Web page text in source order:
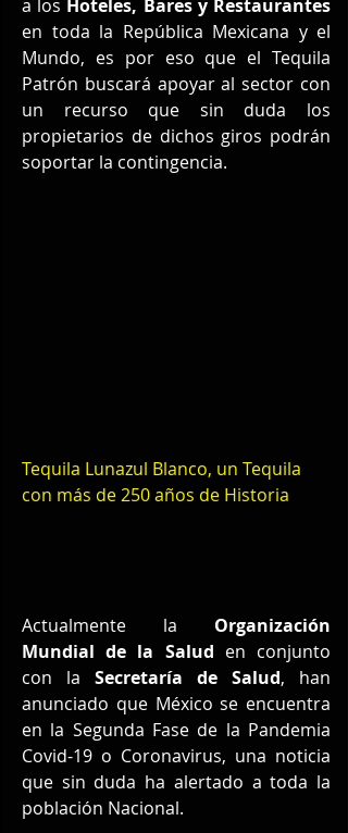
a los Hoteles, Bares y Restaurantes
en toda la República Mexicana y el
Mundo, es por eso que el Tequila
Patrón buscará apoyar al sector con
un recurso que sin duda los
propietarios de dichos giros podrán
soportar la contingencia.
Tequila Lunazul Blanco, un Tequila
con más de 250 años de Historia
Actualmente la Organización
Mundial de la Salud en conjunto
con la Secretaría de Salud, han
anunciado que México se encuentra
en la Segunda Fase de la Pandemia
Covid-19 o Coronavirus, una noticia
que sin duda ha alertado a toda la
población Nacional.